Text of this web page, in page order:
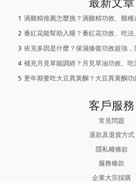
滴雞精推薦怎麼挑？滴雞精功效、雞
番紅花能幫助入睡？番紅花功效、吃
依克多因是什麼？保濕修復功效超強，
補充月見草能調經？月見草油功效、吃
更年期要吃大豆異黃酮？大豆異黃酮
客戶服務
常見問題
退款及退貨方式
隱私權條款
服務條款
企業大宗採購